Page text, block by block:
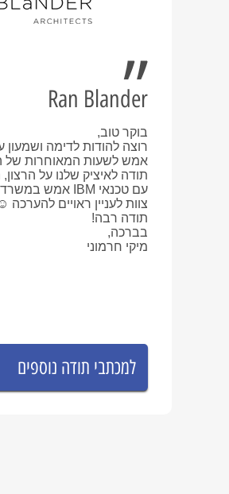
Ran Blander
בוקר טוב,
רוצה להודות לדימה ושמעון
אמש לשעות המאוחרות של
תודה לאיציק שלנו על הרצון,
עם טכנאי IBM אמש במשרדנו,
צוות לעניין ראויים להערכה
תודה רבה!
בברכה,
מיקי חרמוני
למכתבי תודה נוספים